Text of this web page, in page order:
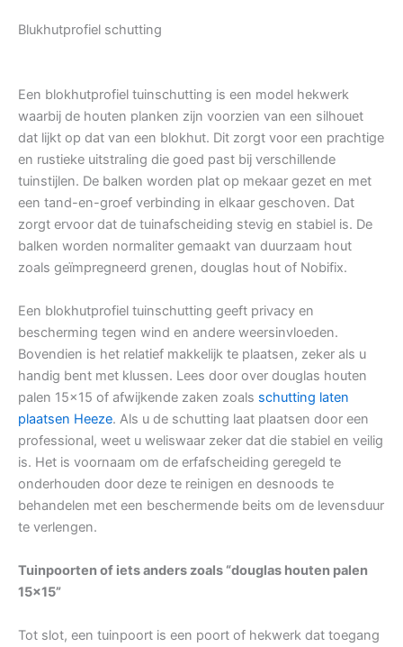
Blukhutprofiel schutting
Een blokhutprofiel tuinschutting is een model hekwerk
waarbij de houten planken zijn voorzien van een silhouet
dat lijkt op dat van een blokhut. Dit zorgt voor een prachtige
en rustieke uitstraling die goed past bij verschillende
tuinstijlen. De balken worden plat op mekaar gezet en met
een tand-en-groef verbinding in elkaar geschoven. Dat
zorgt ervoor dat de tuinafscheiding stevig en stabiel is. De
balken worden normaliter gemaakt van duurzaam hout
zoals geïmpregneerd grenen, douglas hout of Nobifix.
Een blokhutprofiel tuinschutting geeft privacy en
bescherming tegen wind en andere weersinvloeden.
Bovendien is het relatief makkelijk te plaatsen, zeker als u
handig bent met klussen. Lees door over douglas houten
palen 15×15 of afwijkende zaken zoals schutting laten
plaatsen Heeze. Als u de schutting laat plaatsen door een
professional, weet u weliswaar zeker dat die stabiel en veilig
is. Het is voornaam om de erfafscheiding geregeld te
onderhouden door deze te reinigen en desnoods te
behandelen met een beschermende beits om de levensduur
te verlengen.
Tuinpoorten of iets anders zoals “douglas houten palen
15×15”
Tot slot, een tuinpoort is een poort of hekwerk dat toegang